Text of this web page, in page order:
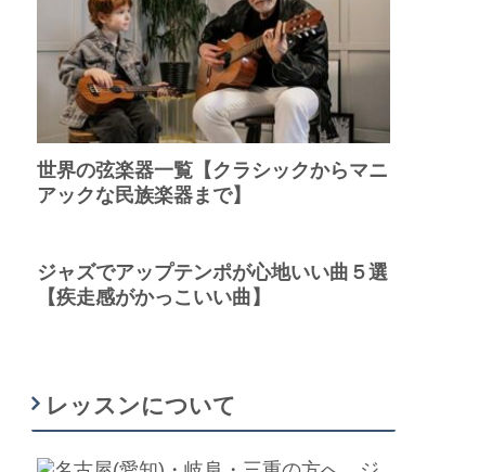
世界の弦楽器一覧【クラシックからマニ
アックな民族楽器まで】
ジャズでアップテンポが心地いい曲５選
【疾走感がかっこいい曲】
レッスンについて